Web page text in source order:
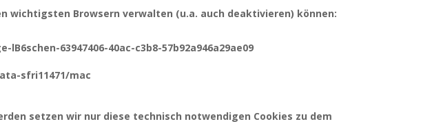
wichtigsten Browsern verwalten (u.a. auch deaktivieren) können:
63947406-40ac-c3b8-57b92a946a29ae09
sfri11471/mac
setzen wir nur diese technisch notwendigen Cookies zu dem